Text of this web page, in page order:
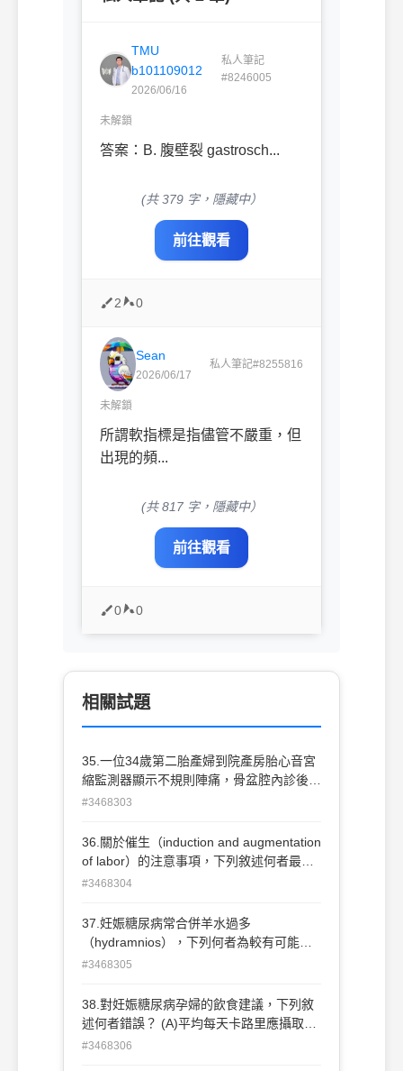
TMU
b101109012
2026/06/16
私人筆記
#8246005
未解鎖
答案：B. 腹壁裂 gastrosch...
(共 379 字，隱藏中）
前往觀看
2 0
Sean
2026/06/17
私人筆記#8255816
未解鎖
所謂軟指標是指儘管不嚴重，但
出現的頻...
(共 817 字，隱藏中）
前往觀看
0 0
相關試題
35.一位34歲第二胎產婦到院產房胎心音宮
縮監測器顯示不規則陣痛，骨盆腔內診後發
現，子宮頸質地 柔軟子宮頸開口1～2公分
-2，此時Bishop score為何？ (A)3分 (B)5
分 (C)7分 (D)9分
#3468303
36.關於催生（induction and augmentation
of labor）的注意事項，下列敘述何者最不
適當？ (A)人工破水可以加速產程約1～1.5
用來催生有子宮破裂風險 (C)當靜脈注射
oxytocin用來刺激子宮收縮時，其半衰期3
#3468304
37.妊娠糖尿病常合併羊水過多
（hydramnios），下列何者為較有可能之
原因？ (A)因母體高血糖致內皮細胞滲漏
中的高葡萄糖濃度 (D)因胎兒高血糖導致胎
兒腸胃道狹窄或阻塞
#3468305
38.對妊娠糖尿病孕婦的飲食建議，下列敘
述何者錯誤？ (A)平均每天卡路里應攝取30
～35 kcal/公斤 (B)根據美國婦產科醫學會
#3468306